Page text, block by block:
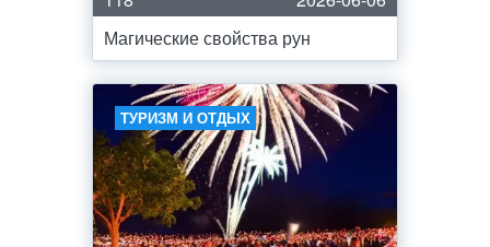
Магические свойства рун
ТУРИЗМ И ОТДЫХ